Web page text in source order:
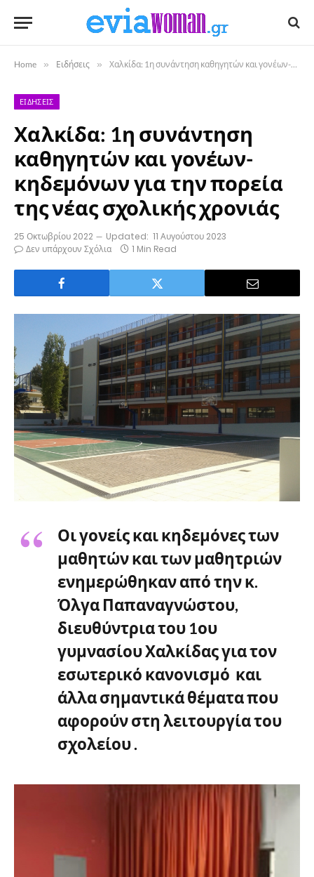
Home » Ειδήσεις » Χαλκίδα: 1η συνάντηση καθηγητών και γονέων-κηδεμόνων για την πορεία της νέας σχολικής χρονιάς
ΕΙΔΉΣΕΙΣ
Χαλκίδα: 1η συνάντηση
καθηγητών και γονέων-
κηδεμόνων για την πορεία
της νέας σχολικής χρονιάς
25 Οκτωβρίου 2022 Updated: 11 Αυγούστου 2023
Δεν υπάρχουν Σχόλια
1 Min Read
Οι γονείς και κηδεμόνες των
μαθητών και των μαθητριών
ενημερώθηκαν από την κ.
Όλγα Παπαναγνώστου,
διευθύντρια του 1ου
γυμνασίου Χαλκίδας για τον
εσωτερικό κανονισμό και
άλλα σημαντικά θέματα που
αφορούν στη λειτουργία του
σχολείου .